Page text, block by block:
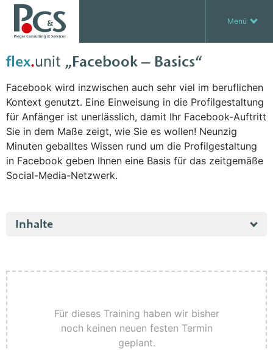
Menü
IT-Consulting
IT Service Management & Asset Beratung & Projektmanagement
Security Swyx Exasol DB
IT-Training
Sale % Apple flex.units Anwendertrainings
Technische Seminare CMS & Webentwicklung
Projektmanagement Prozessmanagement TOGAF® Softskills
Online-Trainings E-Learning Coming Up
Skillfactory
Führung Kommunikation Innovation Gesundheit
Change Management
Webdesign
Blog
flex.unit „Facebook – Basics“
Facebook wird inzwischen auch sehr viel im beruflichen
Kontext genutzt. Eine Einweisung in die Profilgestaltung
für Anfänger ist unerlässlich, damit Ihr Facebook-Auftritt
Sie in dem Maße zeigt, wie Sie es wollen! Neunzig
Minuten geballtes Wissen rund um die Profilgestaltung
in Facebook geben Ihnen eine Basis für das zeitgemäße
Social-Media-Netzwerk.
Inhalte
Meldungen, Fotos, Links
Privatsphäre einstellen
Mit anderen kommunizieren
Informationen freigeben
Für dieses Training haben wir bisher
noch keinen neuen festen Termin
geplant.